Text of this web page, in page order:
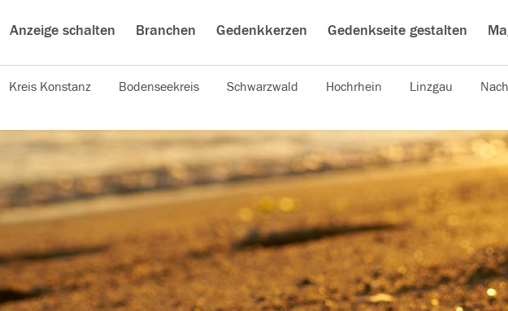
Anzeige schalten Branchen Gedenkkerzen Gedenkseite gestalten
Kreis Konstanz Bodenseekreis Schwarzwald Hochrhein Linzgau